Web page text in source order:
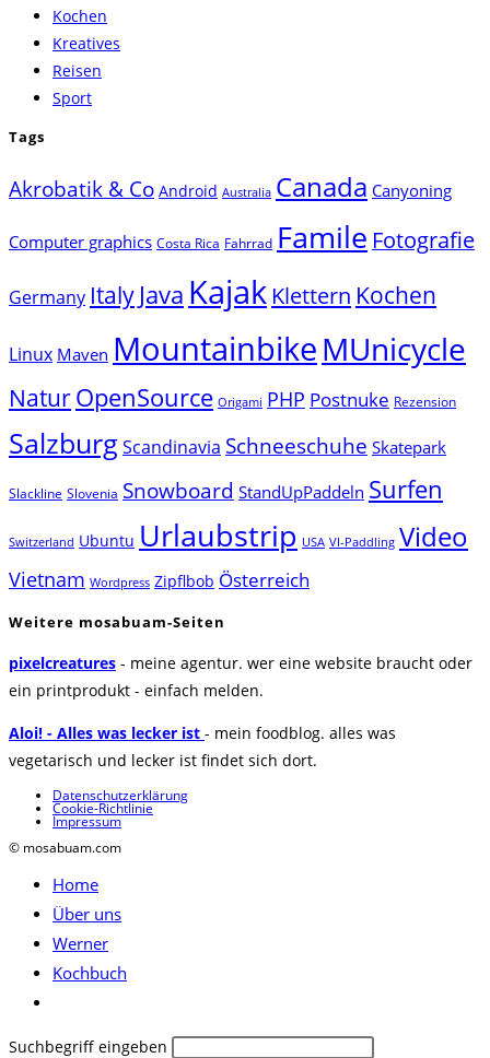
Kochen
Kreatives
Reisen
Sport
Tags
Akrobatik & Co Android Australia Canada Canyoning
Computer graphics Costa Rica Fahrrad Famile Fotografie
Germany Italy Java Kajak Klettern Kochen
Linux Maven MountainbikeMUnicycle
NaturOpenSource Origami PHP Postnuke Rezension
SalzburgScandinavia Schneeschuhe Skatepark
Slackline Slovenia Snowboard StandUpPaddeln Surfen
Switzerland Ubuntu Urlaubstrip USA VI-Paddling Video
Vietnam Wordpress Zipflbob Österreich
Weitere mosabuam-Seiten
pixelcreatures - meine agentur. wer eine website braucht oder
ein printprodukt - einfach melden.
Aloi! - Alles was lecker ist - mein foodblog. alles was
vegetarisch und lecker ist findet sich dort.
Datenschutzerklärung
Cookie-Richtlinie
Impressum
© mosabuam.com
Home
Über uns
Werner
Kochbuch
Diese
Suchbegriff eingeben